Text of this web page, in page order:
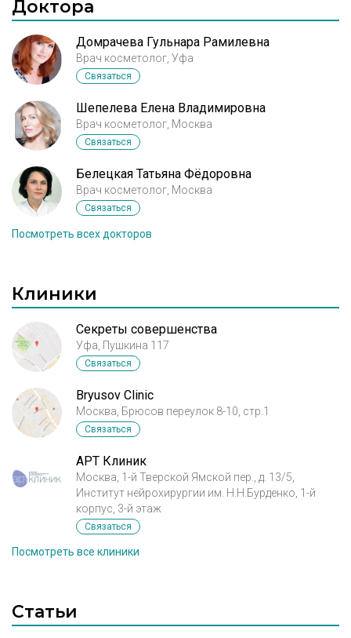
Доктора
Домрачева Гульнара Рамилевна
Врач косметолог, Уфа
Связаться
Шепелева Елена Владимировна
Врач косметолог, Москва
Связаться
Белецкая Татьяна Фёдоровна
Врач косметолог, Москва
Связаться
Посмотреть всех докторов
Клиники
Секреты совершенства
Уфа, Пушкина 117
Связаться
Bryusov Clinic
Москва, Брюсов переулок 8-10, стр.1
Связаться
АРТ Клиник
Москва, 1-й Тверской Ямской пер., д. 13/5,
Институт нейрохирургии им. Н.Н.Бурденко, 1-й
корпус, 3-й этаж
Связаться
Посмотреть все клиники
Статьи